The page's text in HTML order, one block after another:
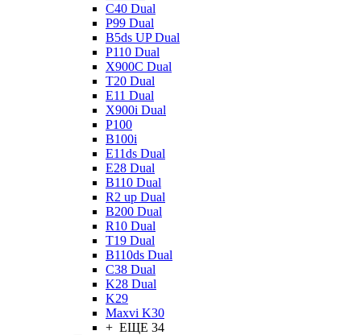
C40 Dual
P99 Dual
B5ds UP Dual
P110 Dual
X900C Dual
T20 Dual
E11 Dual
X900i Dual
P100
B100i
E11ds Dual
E28 Dual
B110 Dual
R2 up Dual
B200 Dual
R10 Dual
T19 Dual
B110ds Dual
C38 Dual
K28 Dual
K29
Maxvi K30
+ ЕЩЕ 34